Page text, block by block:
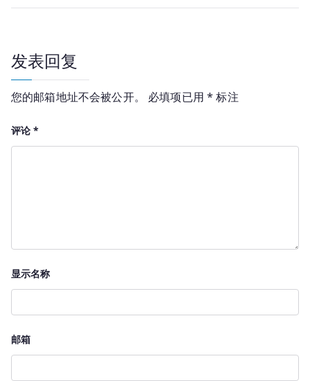
航
发表回复
您的邮箱地址不会被公开。 必填项已用* 标注
评论*
显示名称
邮箱